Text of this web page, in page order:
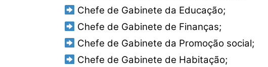
Chefe de Gabinete da Educação;
Chefe de Gabinete de Finanças;
Chefe de Gabinete da Promoção social;
Chefe de Gabinete de Habitação;